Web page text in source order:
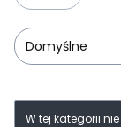
Domyślne
Lista
W tej kategorii